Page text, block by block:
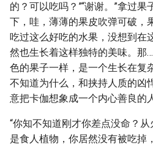
的？可以吃吗？”“谢谢。”拿过
下，哇，薄薄的果皮吹弹可破，
吃过这么好吃的水果，没想到在
然也生长着这样独特的美味。那
色的果子一样，是一个生长在复
不知道为什么，和挟持人质的凶
意把卡伽想象成一个内心善良的
“你知不知道刚才你差点没命？
是食人植物，你居然没有被吃掉